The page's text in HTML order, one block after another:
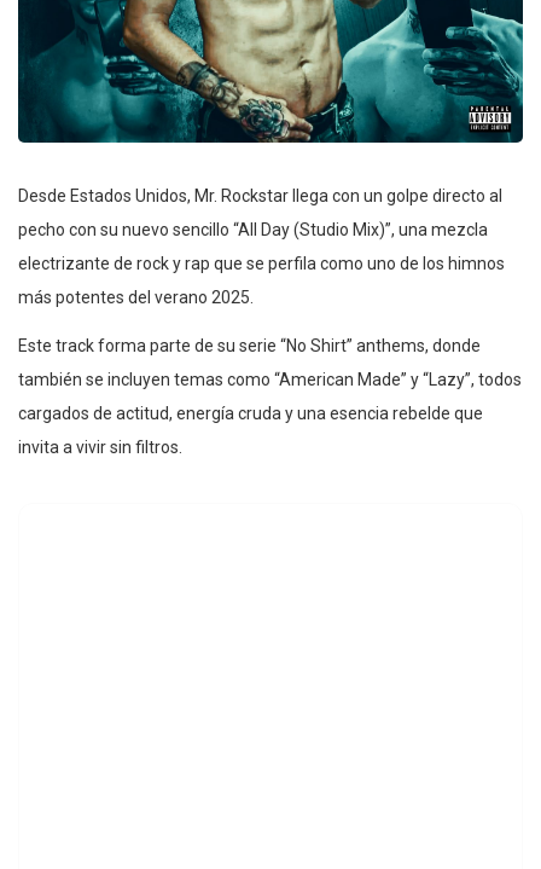
Desde Estados Unidos, Mr. Rockstar llega con un golpe directo al
pecho con su nuevo sencillo “All Day (Studio Mix)”, una mezcla
electrizante de rock y rap que se perfila como uno de los himnos
más potentes del verano 2025.
Este track forma parte de su serie “No Shirt” anthems, donde
también se incluyen temas como “American Made” y “Lazy”, todos
cargados de actitud, energía cruda y una esencia rebelde que
invita a vivir sin filtros.